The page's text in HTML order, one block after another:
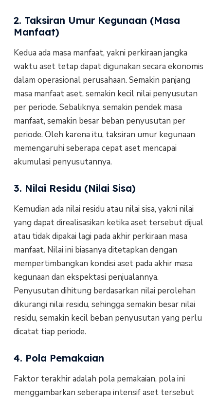
2. Taksiran Umur Kegunaan (Masa
Manfaat)
Kedua ada masa manfaat, yakni perkiraan jangka
waktu aset tetap dapat digunakan secara ekonomis
dalam operasional perusahaan. Semakin panjang
masa manfaat aset, semakin kecil nilai penyusutan
per periode. Sebaliknya, semakin pendek masa
manfaat, semakin besar beban penyusutan per
periode. Oleh karena itu, taksiran umur kegunaan
memengaruhi seberapa cepat aset mencapai
akumulasi penyusutannya.
3. Nilai Residu (Nilai Sisa)
Kemudian ada nilai residu atau nilai sisa, yakni nilai
yang dapat direalisasikan ketika aset tersebut dijual
atau tidak dipakai lagi pada akhir perkiraan masa
manfaat. Nilai ini biasanya ditetapkan dengan
mempertimbangkan kondisi aset pada akhir masa
kegunaan dan ekspektasi penjualannya.
Penyusutan dihitung berdasarkan nilai perolehan
dikurangi nilai residu, sehingga semakin besar nilai
residu, semakin kecil beban penyusutan yang perlu
dicatat tiap periode.
4. Pola Pemakaian
Faktor terakhir adalah pola pemakaian, pola ini
menggambarkan seberapa intensif aset tersebut